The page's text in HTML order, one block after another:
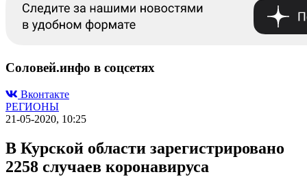
Соловей.инфо в соцсетях
Вконтакте
РЕГИОНЫ
21-05-2020, 10:25
В Курской области зарегистрировано
2258 случаев коронавируса